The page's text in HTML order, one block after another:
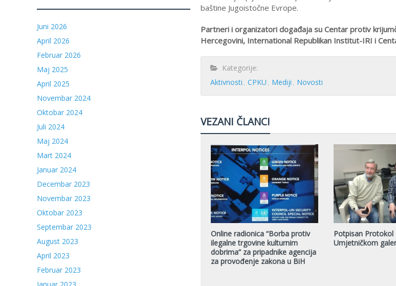
baštine Jugoistočne Evrope.
Partneri i organizatori događaja su Centar protiv
Hercegovini, International Republikan Institut-IRI i
Kategorije:
Aktivnosti CPKU Mediji Novosti
VEZANI ČLANCI
Online radionica “Borba protiv
ilegalne trgovine kulturnim
dobrima” za pripadnike agencija
za provođenje zakona u BiH
Potpisan Protokol
Umjetničkom
Juni 2026
April 2026
Februar 2026
Maj 2025
April 2025
Novembar 2024
Oktobar 2024
Juli 2024
Maj 2024
Mart 2024
Januar 2024
Decembar 2023
Novembar 2023
Oktobar 2023
Septembar 2023
August 2023
April 2023
Februar 2023